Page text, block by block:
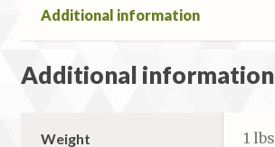
Additional information
Additional information
Weight 1 lbs